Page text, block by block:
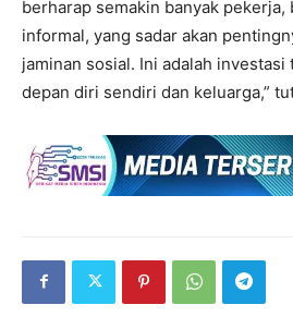
berharap semakin banyak pekerja,
informal, yang sadar akan
jaminan sosial. Ini adalah
depan diri sendiri dan keluarga,”